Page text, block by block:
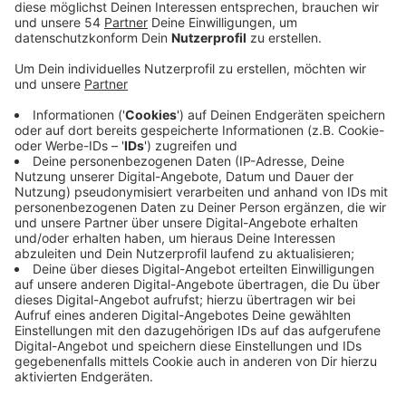
Anzeige
das sagt der Kreisvertrauensapotheker Alexander
Holz. NRW Gesundheitsminister Laumann und auch
Ärztesprecher hatten zu einer Grippe-Impfung in
diesem Jahr geraten. Das sorgt auch in unserer Stadt
zu einer großen Nachfrage. Der Mönchengladbacher
Ärztesprecher Jordan hat jetzt schon doppelt so viel
gegen die Influenza geimpft als im Vorjahr, das sagte
er auf Radio 90,1 Anfrage. Allerdings sorgt das für eine
Knappheit in den Mönchengladbacher Apotheken. Zum
Beispiel ist die Lindenapotheke in Wickrath mit dem
Grippeimpfstoff schon ausverkauft, so gehe es
aktuell vielen Apotheken in unserer Stadt, sagt
Kreisvertrauensapotheker Holz. Sowohl über die